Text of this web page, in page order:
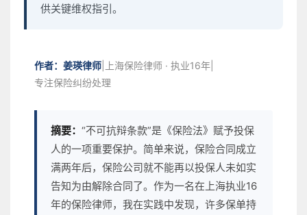
供关键维权指引。
作者：姜瑛律师 上海保险律师 · 执业16年
专注保险纠纷处理
摘要： “不可抗辩条款”是《保险法》赋予投保
人的一项重要保护。简单来说，保险合同成立
满两年后，保险公司就不能再以投保人未如实
告知为由解除合同了。作为一名在上海执业16
年的保险律师，我在实践中发现，许多保单持